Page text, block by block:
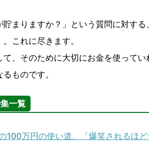
まりますか？」という質問に対する
これに尽きます。
、そのために大切にお金を使って
ものです。
一覧
100万円の使い道。「爆笑されるほ